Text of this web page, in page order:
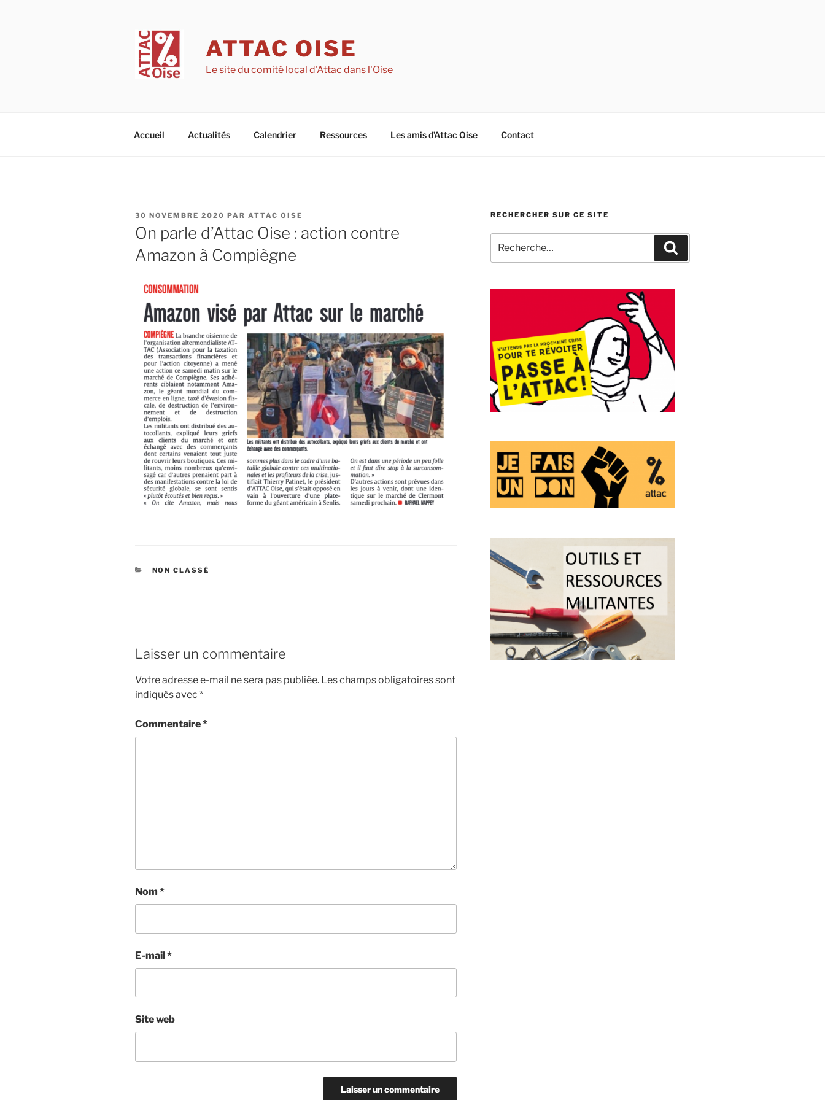
ATTAC OISE
Le site du comité local d'Attac dans l'Oise
Accueil Actualités Calendrier Ressources Les amis d’Attac Oise Contact
PUBLIÉ
LE
30 NOVEMBRE 2020 PAR ATTAC OISE
On parle d’Attac Oise : action contre
Amazon à Compiègne
CATÉGORIES
NON CLASSÉ
Laisser un commentaire
Votre adresse e-mail ne sera pas publiée. Les champs obligatoires sont
indiqués avec *
Commentaire*
Nom *
E-mail*
Site web
RECHERCHER SUR CE SITE
pour
: